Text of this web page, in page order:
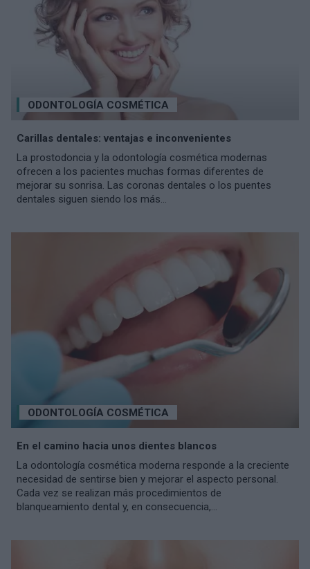
ODONTOLOGÍA COSMÉTICA
Carillas dentales: ventajas e inconvenientes
La prostodoncia y la odontología cosmética modernas
ofrecen a los pacientes muchas formas diferentes de
mejorar su sonrisa. Las coronas dentales o los puentes
dentales siguen siendo los más...
ODONTOLOGÍA COSMÉTICA
En el camino hacia unos dientes blancos
La odontología cosmética moderna responde a la creciente
necesidad de sentirse bien y mejorar el aspecto personal.
Cada vez se realizan más procedimientos de
blanqueamiento dental y, en consecuencia,...